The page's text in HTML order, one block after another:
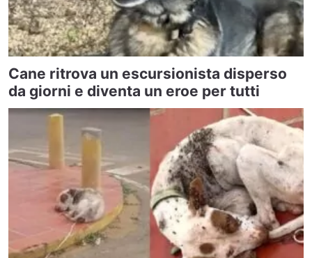
Cane ritrova un escursionista disperso
da giorni e diventa un eroe per tutti